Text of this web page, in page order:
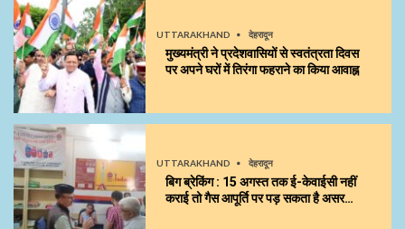
UTTARAKHAND देहरादून
मुख्यमंत्री ने प्रदेशवासियों से स्वतंत्रता दिवस
पर अपने घरों में तिरंगा फहराने का किया आवाह्न
UTTARAKHAND देहरादून
बिग ब्रेकिंग : 15 अगस्त तक ई-केवाईसी नहीं
कराई तो गैस आपूर्ति पर पड़ सकता है असर…